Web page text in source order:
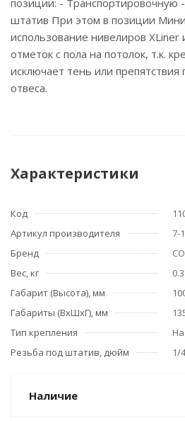
позиции: -
штатив При этом в позиции
использование нивелиров XLiner
отметок с пола на потолок, т.к.
исключает тень или препятствия
отвеса.
Характеристики
Код
Артикул производителя
7-
Бренд
Вес, кг
Габарит (Высота), мм
Габариты (ВхШхГ), мм
Тип крепления
Резьба под штатив, дюйм
1/
Наличие